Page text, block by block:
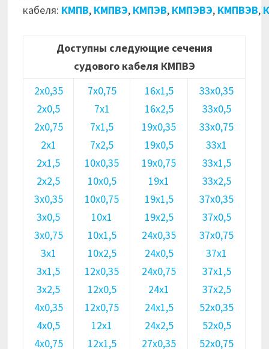
кабеля: КМПВ, КМПВЭ, КМПЭВ, КМПЭВЭ, КМПВЭВ,
Доступны следующие сечения
судового кабеля КМПВЭ
2х0,35
2х0,5
2х0,75
2х1
2х1,5
2х2,5
3х0,35
3х0,5
3х0,75
3х1
3х1,5
3х2,5
4х0,35
4х0,5
4х0,75
7х0,75
7х1
7х1,5
7х2,5
10х0,35
10х0,5
10х0,75
10х1
10х1,5
10х2,5
12х0,35
12х0,5
12х0,75
12х1
12х1,5
16х1,5
16х2,5
19х0,35
19х0,5
19х0,75
19х1
19х1,5
19х2,5
24х0,35
24х0,5
24х0,75
24х1
24х1,5
24х2,5
27х0,35
33х0,35
33х0,5
33х0,75
33х1
33х1,5
33х2,5
37х0,35
37х0,5
37х0,75
37х1
37х1,5
37х2,5
52х0,35
52х0,5
52х0,75